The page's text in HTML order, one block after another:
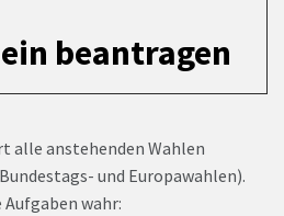
beantragen
alle anstehenden Wahlen
und Europawahlen).
wahr: